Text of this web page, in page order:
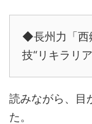
◆長州力「西
技“リキラリ
読みながら、目
た。